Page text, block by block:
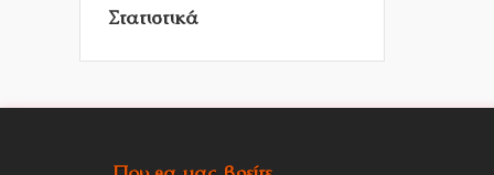
Στατιστικά